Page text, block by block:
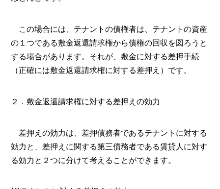
この場合には、テナントの債権者は、テナントの資産
の１つである敷金返還請求権から債権の回収を図ろうと
する場合があります。それが、敷金に対する差押手続
（正確には敷金返還請求権に対する差押え）です。
２．敷金返還請求権に対する差押えの効力
差押えの効力は、差押債務者であるテナントに対する
効力と、差押えに関する第三債務者である賃貸人に対す
る効力と２つに分けて考えることができます。